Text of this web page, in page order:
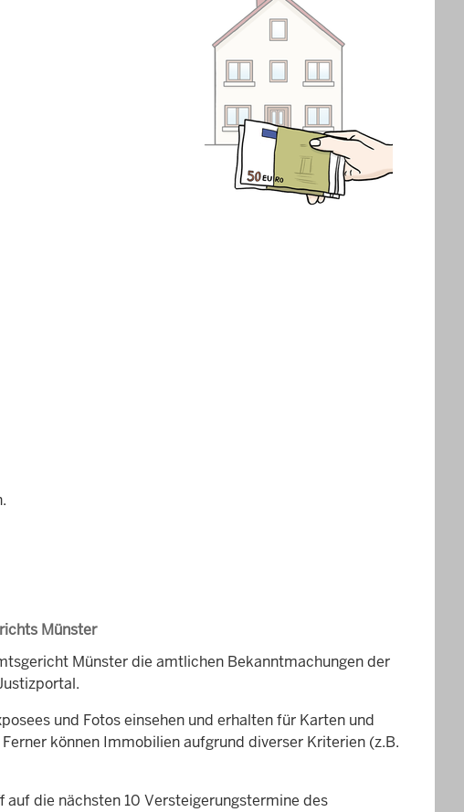
Münster
Münster die amtlichen Bekanntmachungen der
und Fotos einsehen und erhalten für Karten und
können Immobilien aufgrund diverser Kriterien (z.B.
die nächsten 10 Versteigerungstermine des